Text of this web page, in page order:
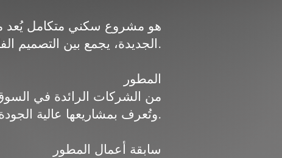
الجديدة، يجمع بين التصميم الفاخر والمرافق الشاملة.
المطور
وتُعرف بمشاريعها عالية الجودة ونسب مبيعات عالية.
سابقة أعمال المطور